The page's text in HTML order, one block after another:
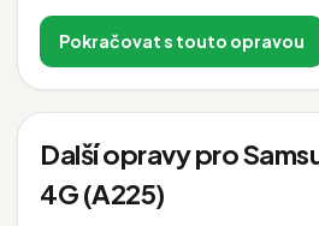
Pokračovat s touto opravou
Další opravy pro
4G (A225)